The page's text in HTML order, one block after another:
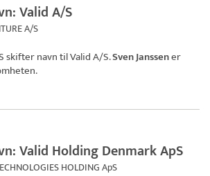
Valid A/S
A/S
skifter navn tilValid A/S.Sven Janssener
Valid Holding Denmark ApS
HOLDING ApS